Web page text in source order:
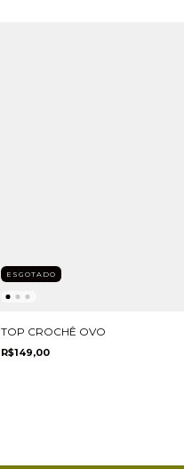
ESGOTADO
TOP CROCHÊ OVO
R$149,00